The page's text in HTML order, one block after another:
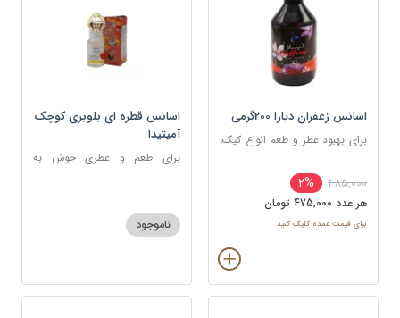
اسانس زعفران دیارا 200گرمی
برای بهبود عطر و طعم انواع کیک،
485,000
2%
هر عدد 475,000 تومان
برای قیمت عمده کلیک کنید
اسانس قطره ای بلوبری کوچک
آمیتیدا
برای طعم و عطری خوش به
ناموجود